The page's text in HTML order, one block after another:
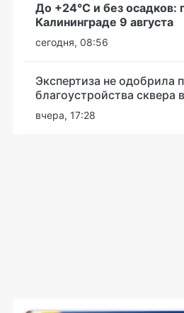
До +24°С и без осадков:
Калининграде 9 августа
сегодня, 08:56
Экспертиза не одобрила
благоустройства сквера
вчера, 17:28